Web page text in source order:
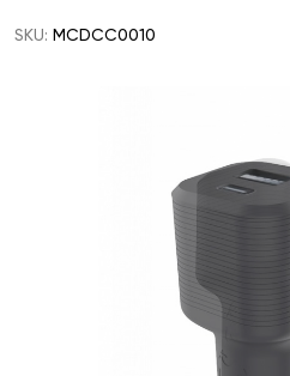
SKU: MCDCC0010